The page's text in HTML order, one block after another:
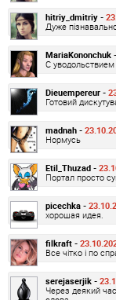
hitriy_dmitriy -
Дуже
MariaKononchuk -
С уводольствием
Dieuempereur -
Готовий
madnah -
Нормусь
Etil_Thuzad -
Портал просто
picechka -
хорошая идея.
filkraft -
Все чітко і по
serejaserjik -
Через деякий